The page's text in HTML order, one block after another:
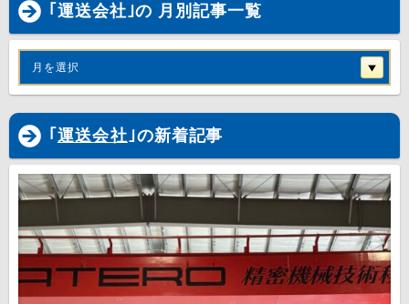
｢運送会社｣の 月別記事一覧
月を選択
｢ 運送会社｣の新着記事